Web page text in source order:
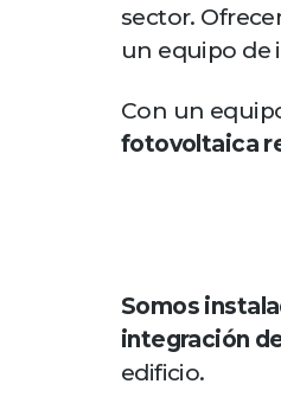
sector.
un equipo de
Con un
fotovoltaica
Somos
integración
edificio.